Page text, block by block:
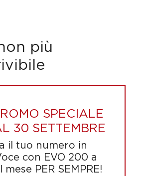
più
SPECIALE
30 SETTEMBRE​
il tuo numero in
con EVO 200 a
PER SEMPRE!